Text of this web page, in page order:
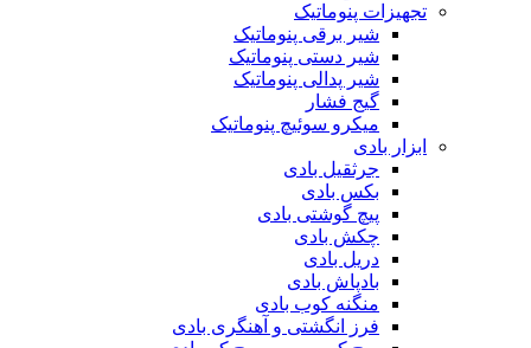
تجهیزات پنوماتیک
شیر برقی پنوماتیک
شیر دستی پنوماتیک
شیر پدالی پنوماتیک
گیج فشار
میکرو سوئیچ پنوماتیک
ابزار بادی
جرثقیل بادی
بکس بادی
پیچ گوشتی بادی
چکش بادی
دریل بادی
بادپاش بادی
منگنه کوب بادی
فرز انگشتی و آهنگری بادی